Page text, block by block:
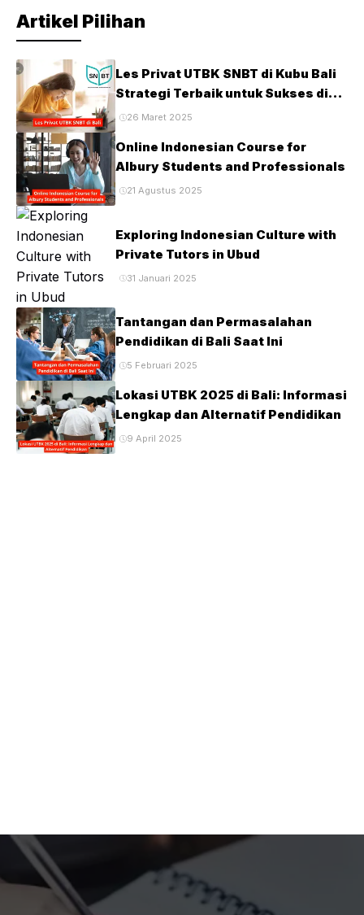
Artikel Pilihan
Les Privat UTBK SNBT di Kubu Bali
Strategi Terbaik untuk Sukses di
Ujian PTN
26 Maret 2025
Online Indonesian Course for
Albury Students and Professionals
21 Agustus 2025
Exploring Indonesian Culture with
Private Tutors in Ubud
31 Januari 2025
Tantangan dan Permasalahan
Pendidikan di Bali Saat Ini
5 Februari 2025
Lokasi UTBK 2025 di Bali: Informasi
Lengkap dan Alternatif Pendidikan
9 April 2025